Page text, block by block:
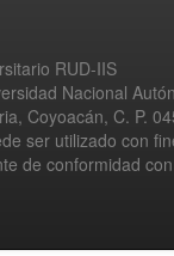
RUD-IIS
Nacional
Coyoacán, C. P.
ser utilizado con
de conformidad